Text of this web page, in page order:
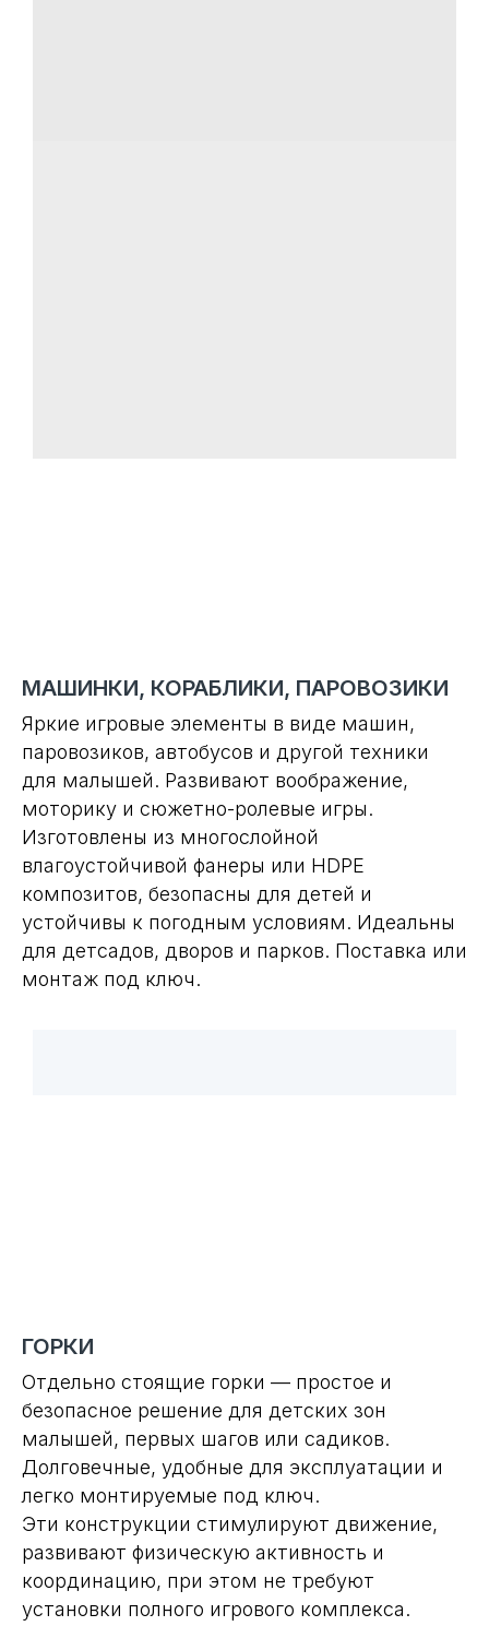
МАШИНКИ, КОРАБЛИКИ, ПАРОВОЗИКИ
Яркие игровые элементы в виде машин,
паровозиков, автобусов и другой техники
для малышей. Развивают воображение,
моторику и сюжетно-ролевые игры.
Изготовлены из многослойной
влагоустойчивой фанеры или HDPE
композитов, безопасны для детей и
устойчивы к погодным условиям. Идеальны
для детсадов, дворов и парков. Поставка или
монтаж под ключ.
ГОРКИ
Отдельно стоящие горки — простое и
безопасное решение для детских зон
малышей, первых шагов или садиков.
Долговечные, удобные для эксплуатации и
легко монтируемые под ключ.
Эти конструкции стимулируют движение,
развивают физическую активность и
координацию, при этом не требуют
установки полного игрового комплекса.